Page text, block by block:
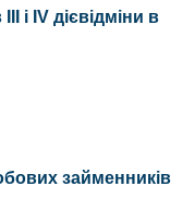
і ІV дієвідміни в
займенників